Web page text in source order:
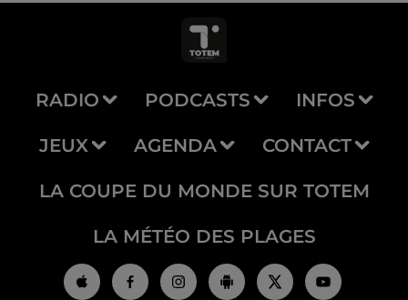
RADIO PODCASTS INFOS
JEUX AGENDA CONTACT
LA COUPE DU MONDE SUR TOTEM
LA MÉTÉO DES PLAGES